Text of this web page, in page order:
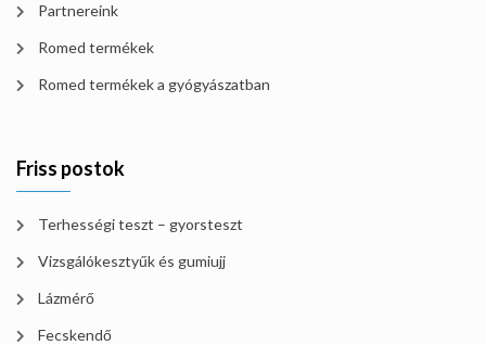
Partnereink
Romed termékek
Romed termékek a gyógyászatban
Friss postok
Terhességi teszt – gyorsteszt
Vizsgálókesztyűk és gumiujj
Lázmérő
Fecskendő